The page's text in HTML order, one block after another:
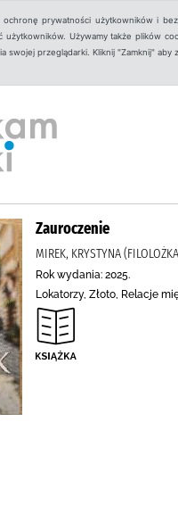
prywatności użytkowników i
użytkowników. Używamy także plików
swojej przeglądarki. Kliknij "Zamknij" aby
Zauroczenie
MIREK, KRYSTYNA
Rok wydania: 2025.
Lokatorzy, Złoto, Relacje